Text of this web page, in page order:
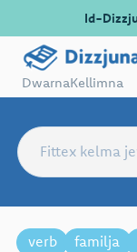
Id-
DwarnaKellimna
verb familja